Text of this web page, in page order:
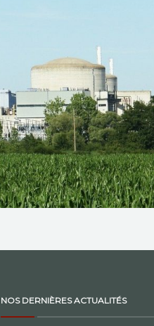
NOS DERNIÈRES ACTUALITÉS